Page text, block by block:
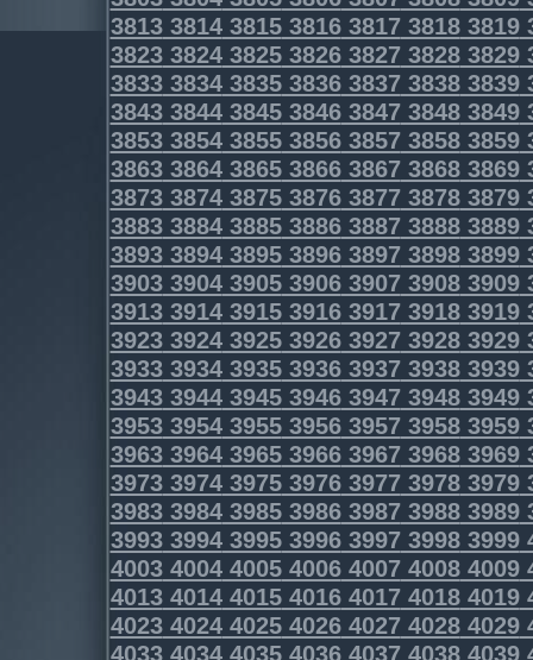
3813381438153816381738183819
3823382438253826382738283829
3833383438353836383738383839
3843384438453846384738483849
3853385438553856385738583859
3863386438653866386738683869
3873387438753876387738783879
3883388438853886388738883889
3893389438953896389738983899
3903390439053906390739083909
3913391439153916391739183919
3923392439253926392739283929
3933393439353936393739383939
3943394439453946394739483949
3953395439553956395739583959
3963396439653966396739683969
3973397439753976397739783979
3983398439853986398739883989
3993399439953996399739983999
4003400440054006400740084009
4013401440154016401740184019
4023402440254026402740284029
4033403440354036403740384039